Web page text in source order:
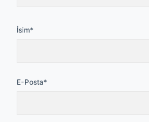
İsim*
E-Posta*